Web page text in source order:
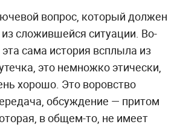
вопрос, который должен
сложившейся ситуации. Во-
сама история всплыла из
это немножко этически,
хорошо. Это воровство
обсуждение — притом
в общем-то, не имеет